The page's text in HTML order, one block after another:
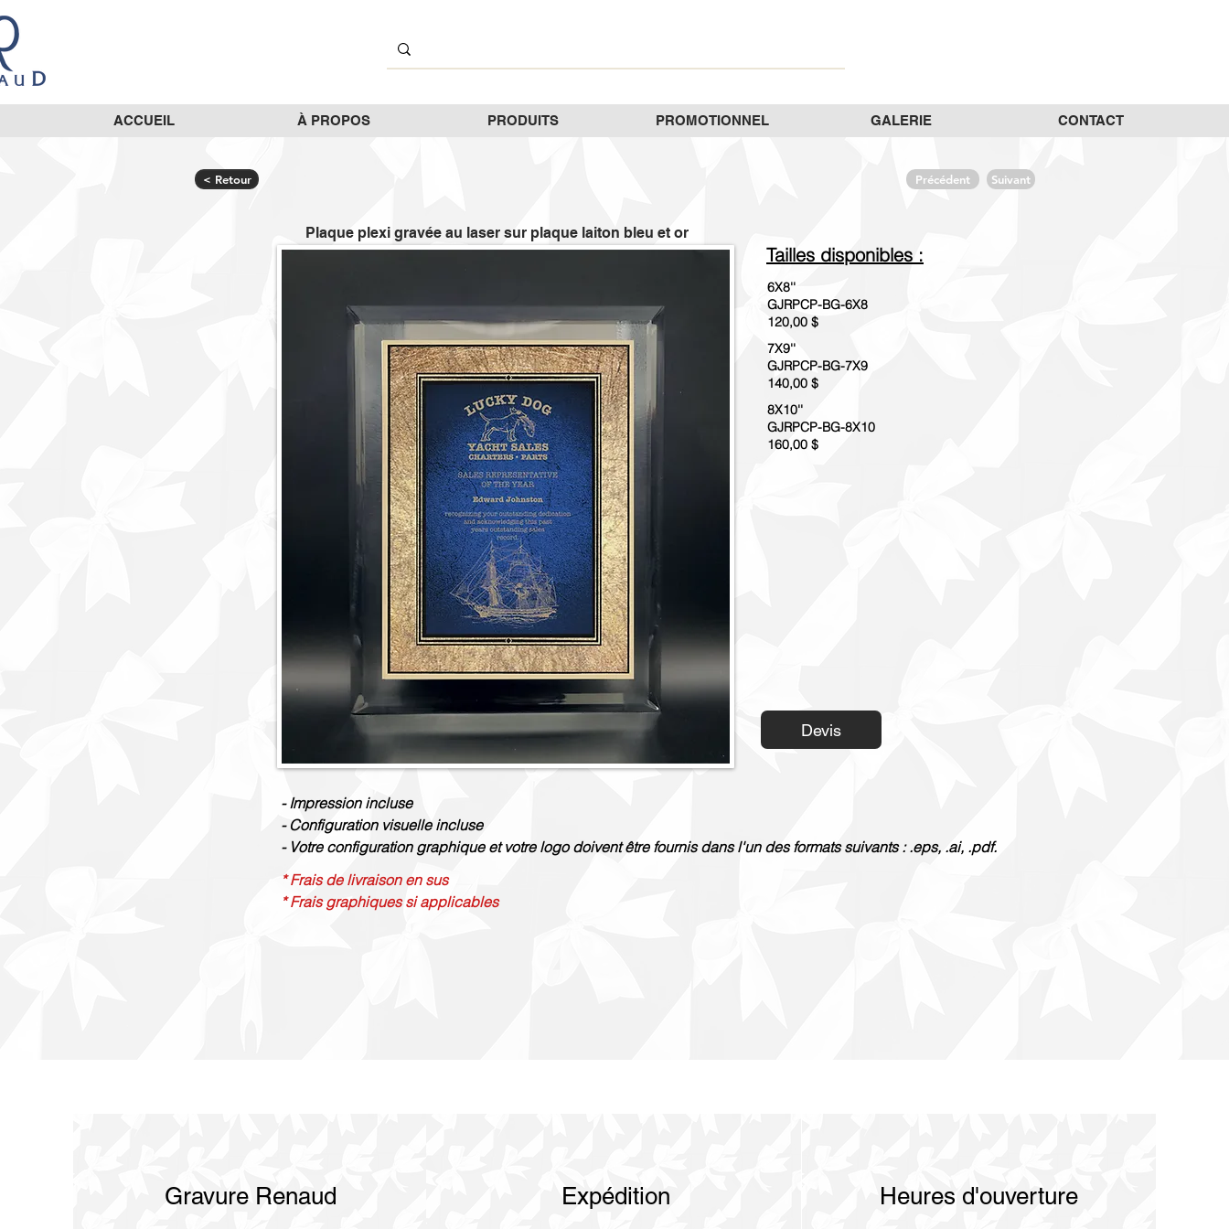
ACCUEIL À PROPOS PRODUITS PROMOTIONNEL GALERIE CONTACT
< Retour Précédent Suivant
Plaque plexi gravée au laser sur plaque laiton bleu et or
Tailles disponibles :
6X8''
GJRPCP-BG-6X8
120,00 $
7X9''
GJRPCP-BG-7X9
140,00 $
8X10''
GJRPCP-BG-8X10
160,00 $
Devis
- Impression incluse
- Configuration visuelle incluse
- Votre configuration graphique et votre logo doivent être fournis dans l'un des formats suivants : .eps, .ai, .pdf.
* Frais de livraison en sus
* Frais graphiques si applicables
Gravure Renaud Expédition Heures d'ouverture